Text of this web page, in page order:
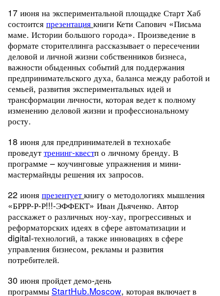
17 июня на экспериментальной площадке Старт Хаб
состоится презентация книги Кети Сапович «Письма
маме. Истории большого города». Произведение в
формате сторителлинга рассказывает о пересечении
деловой и личной жизни собственников бизнеса,
важности обыденных событий для поддержания
предпринимательского духа, баланса между работой и
семьей, развития экспериментальных идей и
трансформации личности, которая ведет к полному
изменению деловой жизни и профессиональному
росту.
18 июня для предпринимателей в технохабе
проведуттренинг-квестп о личному бренду. В
программе – коучинговые упражнения и мини-
мастермайнды решения их запросов.
22 июня презентуеткнигу о методологиях мышления
«БРРР-Р-Р!!!-ЭФФЕКТ» Иван Дьяченко. Автор
расскажет о различных ноу-хау, прогрессивных и
реформаторских идеях в сфере автоматизации и
digital-технологий, а также инновациях в сфере
управления бизнесом, рекламы и развития
потребителей.
30 июня пройдет демо-день
программы StartHub.Moscow, которая включает в